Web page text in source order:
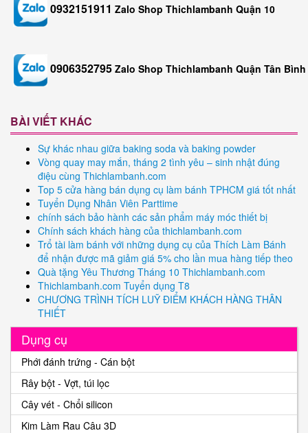
0932151911 Zalo Shop Thichlambanh Quận 10
0906352795 Zalo Shop Thichlambanh Quận Tân Bình
BÀI VIẾT KHÁC
Sự khác nhau giữa baking soda và baking powder
Vòng quay may mắn, tháng 2 tình yêu – sinh nhật đúng
điệu cùng Thichlambanh.com
Top 5 cửa hàng bán dụng cụ làm bánh TPHCM giá tốt nhất
Tuyển Dụng Nhân Viên Parttime
chính sách bảo hành các sản phẩm máy móc thiết bị
Chính sách khách hàng của thichlambanh.com
Trổ tài làm bánh với những dụng cụ của Thích Làm Bánh
để nhận được mã giảm giá 5% cho lần mua hàng tiếp theo
Quà tặng Yêu Thương Tháng 10 Thichlambanh.com
Thichlambanh.com Tuyển dụng T8
CHƯƠNG TRÌNH TÍCH LUỸ ĐIỂM KHÁCH HÀNG THÂN
THIẾT
Dụng cụ
Phới đánh trứng - Cán bột
Rây bột - Vợt, túi lọc
Cây vét - Chổi silicon
Kim Làm Rau Câu 3D